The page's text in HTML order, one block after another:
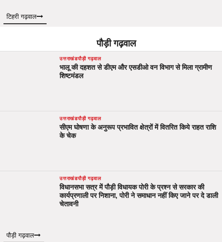
टिहरी गढ़वाल
पौड़ी गढ़वाल
उत्तराखंडपौड़ी गढ़वाल
भालू की दहशत से डीएम और एसडीओ वन विभाग से मिला ग्रामीण
शिष्टमंडल
उत्तराखंडपौड़ी गढ़वाल
सीएम घोषणा के अनुरूप प्रभावित क्षेत्रों में वितरित किये राहत राशि
के चेक
उत्तराखंडपौड़ी गढ़वाल
विधानसभा सत्र में पौड़ी विधायक पोरी के प्रश्न से सरकार की
कार्यप्रणाली पर निशाना, पोरी ने समाधान नहीं किए जाने पर दे डाली
चेतावनी
पौड़ी गढ़वाल